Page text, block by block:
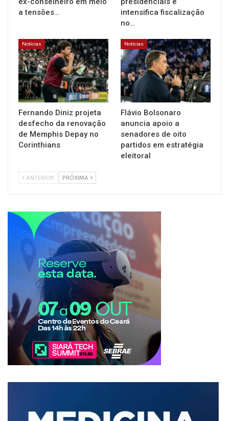
a tensões…
intensifica fiscalização
no…
Notícias
Fernando Diniz projeta
desfecho da renovação
de Memphis Depay no
Corinthians
Notícias
Flávio Bolsonaro
anuncia apoio a
senadores de oito
partidos em estratégia
eleitoral
ANTERIOR PRÓXIMA